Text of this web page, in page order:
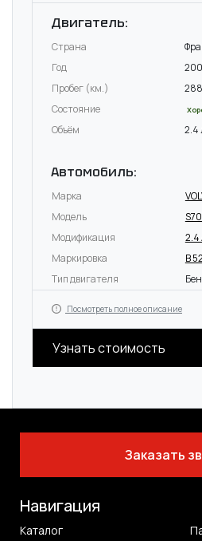
Двигатель:
Страна
Год
Пробег (км.)
Состояние
Объём 2.4
Автомобиль:
Марка
Модель
Модификация
2.4
Маркировка
B
Тип двигателя
Посмотреть полное описание
Узнать стоимость
Заказать
Навигация
Каталог